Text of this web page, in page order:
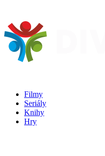
Filmy
Seriály
Knihy
Hry